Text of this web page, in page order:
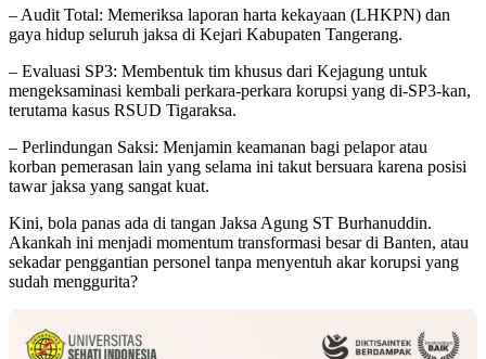
– Audit Total: Memeriksa laporan harta kekayaan (LHKPN) dan
gaya hidup seluruh jaksa di Kejari Kabupaten Tangerang.
– Evaluasi SP3: Membentuk tim khusus dari Kejagung untuk
mengeksaminasi kembali perkara-perkara korupsi yang di-SP3-kan,
terutama kasus RSUD Tigaraksa.
– Perlindungan Saksi: Menjamin keamanan bagi pelapor atau
korban pemerasan lain yang selama ini takut bersuara karena posisi
tawar jaksa yang sangat kuat.
Kini, bola panas ada di tangan Jaksa Agung ST Burhanuddin.
Akankah ini menjadi momentum transformasi besar di Banten, atau
sekadar penggantian personel tanpa menyentuh akar korupsi yang
sudah menggurita?